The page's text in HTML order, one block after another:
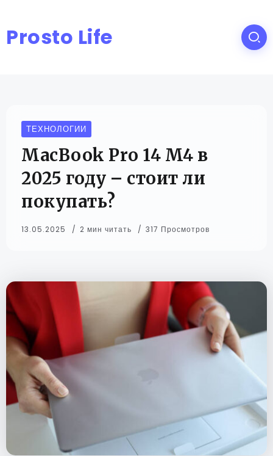
Prosto Life
ТЕХНОЛОГИИ
MacBook Pro 14 M4 в
2025 году – стоит ли
покупать?
13.05.2025 2 мин читать 317 Просмотров